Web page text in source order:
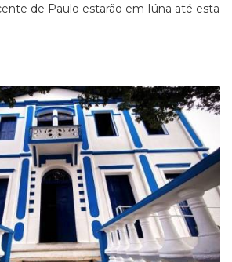
de Paulo estarão em Iúna até esta